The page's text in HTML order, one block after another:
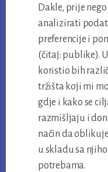
Dakle, prije
analizirati
preferencije i
(čitaj: publike).
koristio bih
tržišta koji mi
gdje i kako se
razmišljaju i
način da
u skladu sa
potrebama.